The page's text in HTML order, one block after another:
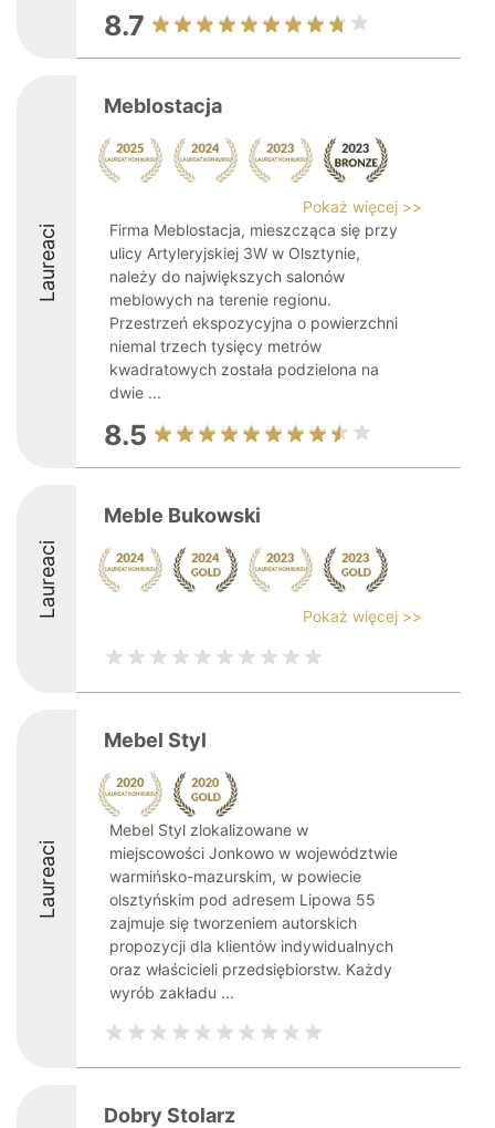
8.7
Laureaci
Meblostacja
Pokaż więcej >>
Firma Meblostacja, mieszcząca się przy
ulicy Artyleryjskiej 3W w Olsztynie,
należy do największych salonów
meblowych na terenie regionu.
Przestrzeń ekspozycyjna o powierzchni
niemal trzech tysięcy metrów
kwadratowych została podzielona na
dwie ...
8.5
Laureaci
Meble Bukowski
Pokaż więcej >>
Laureaci
Mebel Styl
Mebel Styl zlokalizowane w
miejscowości Jonkowo w województwie
warmińsko-mazurskim, w powiecie
olsztyńskim pod adresem Lipowa 55
zajmuje się tworzeniem autorskich
propozycji dla klientów indywidualnych
oraz właścicieli przedsiębiorstw. Każdy
wyrób zakładu ...
Dobry Stolarz